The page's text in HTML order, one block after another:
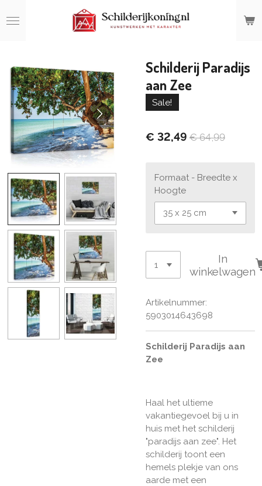
direct
Schilderij Paradijs
aan Zee
Sale!
€ 32,49 € 64,99
Formaat - Breedte x
Hoogte
In
winkelwagen
Artikelnummer:
5903014643698
Schilderij Paradijs aan
Zee
Haal het ultieme
vakantiegevoel bij u in
huis met het schilderij
"paradijs aan zee". Het
schilderij toont een
hemels plekje van ons
aarde met een